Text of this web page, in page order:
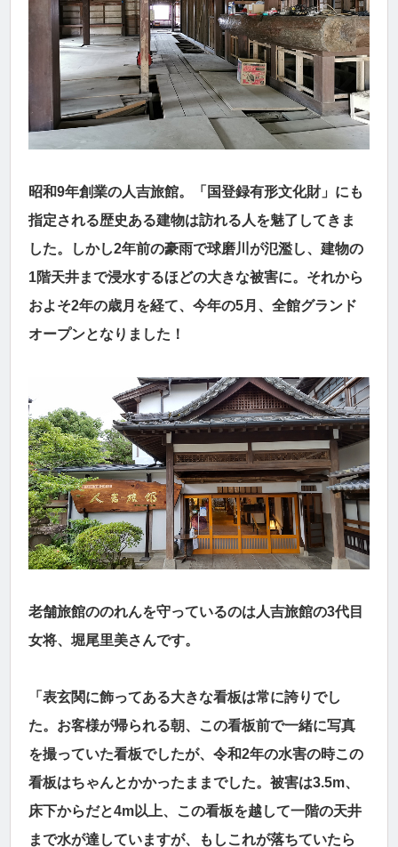
昭和9年創業の人吉旅館。「国登録有形文化財」にも
指定される歴史ある建物は訪れる人を魅了してきま
した。しかし2年前の豪雨で球磨川が氾濫し、建物の
1階天井まで浸水するほどの大きな被害に。それから
およそ2年の歳月を経て、今年の5月、全館グランド
オープンとなりました！
老舗旅館ののれんを守っているのは人吉旅館の3代目
女将、堀尾里美さんです。
「表玄関に飾ってある大きな看板は常に誇りでし
た。お客様が帰られる朝、この看板前で一緒に写真
を撮っていた看板でしたが、令和2年の水害の時この
看板はちゃんとかかったままでした。被害は3.5m、
床下からだと4m以上、この看板を越して一階の天井
まで水が達していますが、もしこれが落ちていたら